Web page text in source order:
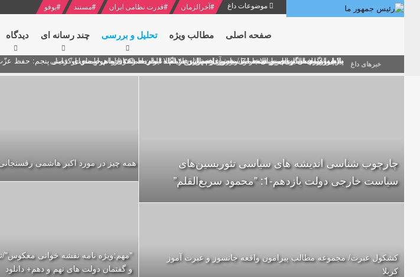
موضوعات داغ #آخرالزمان #قدرت نظامی ایران #مستند #یوفو
صفحه اصلی مطالب ویژه تحلیل و بررسی چند رسانه ای دیدگاه‌
خبرهای داغ منشور گفتمان امام و انقلاب - 7 /بخش دوم : شرح پیام ۱۰ خرداد ۱۳۶۹ امام خامنه ای/ فصل پنجم: حفظ عزّت و کرامت انقلابی
بازخوانی افشاگری سپهبد محمود منصور افسر ارشد اطلاعات مصر درباره هواپیمای اوکراینی
دلایل اهمیت سیزدهمین انتخابات ریاست جمهوری از نگاه امام خامنه ای
بیانات امام خامنه ای در سخنرانی نوروزی خطاب به ملت ایران + نکته خوانی و صوت
پیام نوروزی امام خامنه ای به مناسبت آغاز سال ۱۴۰۰
چارچوب شناسی اندیشه های سیاسی تئوریسین‌های
سیاست خارجی دولت یازدهم-1: "محمود سریع‌القلم‌"
کشکول عبرت/ مجموعه مطالب پیرامون واقعه جانسوز و عبرت آموز
کربلا
همه چیز در مورد اکبر هاشمی
"مهم:ویژه نامه نقشه خوانی معکوس"/
و گفتمان دولت های نهم و دهم+ دانلود